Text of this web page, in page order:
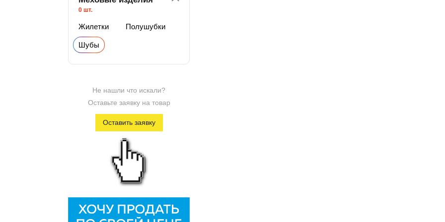
0 шт.
Жилетки Полушубки
Шубы
Не нашли что искали?
Оставьте заявку на товар
Оставить заявку